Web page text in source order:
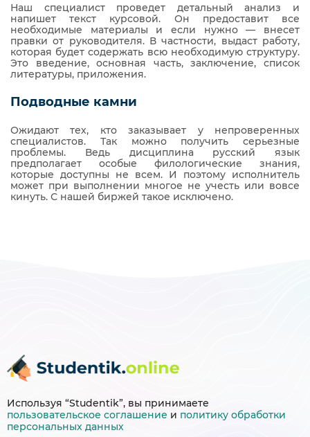
Наш специалист проведет детальный анализ и
напишет текст курсовой. Он предоставит все
необходимые материалы и если нужно — внесет
правки от руководителя. В частности, выдаст работу,
которая будет содержать всю необходимую структуру.
Это введение, основная часть, заключение, список
литературы, приложения.
Подводные камни
Ожидают тех, кто заказывает у непроверенных
специалистов. Так можно получить серьезные
проблемы. Ведь дисциплина русский язык
предполагает особые филологические знания,
которые доступны не всем. И поэтому исполнитель
может при выполнении многое не учесть или вовсе
кинуть. С нашей биржей такое исключено.
Используя “Studentik”, вы принимаете
пользовательское соглашение и политику обработки
персональных данных